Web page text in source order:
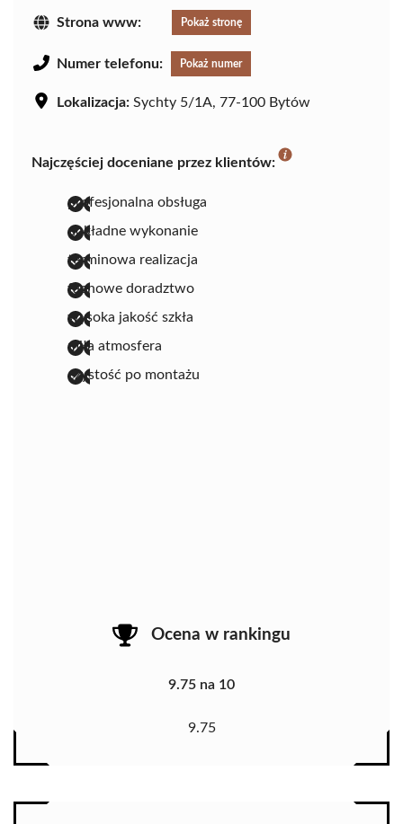
Strona www: Pokaż stronę
Numer telefonu: Pokaż numer
Lokalizacja: Sychty 5/1A, 77-100 Bytów
Najczęściej doceniane przez klientów:
profesjonalna obsługa
dokładne wykonanie
terminowa realizacja
fachowe doradztwo
wysoka jakość szkła
miła atmosfera
czystość po montażu
Ocena w rankingu
9.75 na 10
9.75